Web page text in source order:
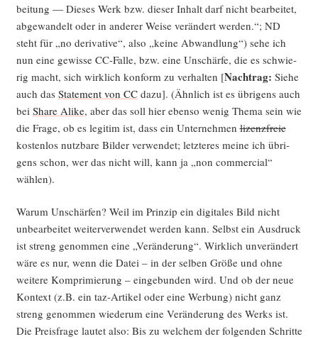
bei­tung — Die­ses Werk bzw. die­ser Inhalt darf nicht bear­bei­tet,
abge­wan­delt oder in ande­rer Wei­se ver­än­dert wer­den.“; ND
steht für „no deri­va­ti­ve“, also „kei­ne Abwand­lung“) sehe ich
nun eine gewis­se CC-Fal­le, bzw. eine Unschär­fe, die es schwie­
rig macht, sich wirk­lich kon­form zu ver­hal­ten [Nach­trag: Sie­he
auch das State­ment von CCdazu]. (Ähn­lich ist es übri­gens auch
bei Share Ali­ke, aber das soll hier eben­so wenig The­ma sein wie
die Fra­ge, ob es legi­tim ist, dass ein Unter­neh­menlizenz­freie
kos­ten­los nutz­ba­re Bil­der ver­wen­det; letz­te­res mei­ne ich übri­
gens schon, wer das nicht will, kann ja „non com­mer­cial“
wählen).
War­um Unschär­fen? Weil im Prin­zip ein digi­ta­les Bild nicht
unbe­ar­bei­tet wei­ter­ver­wen­det wer­den kann. Selbst ein Aus­druck
ist streng genom­men eine „Ver­än­de­rung“. Wirk­lich unver­än­dert
wäre es nur, wenn die Datei – in der sel­ben Grö­ße und ohne
wei­te­re Kom­pri­mie­rung – ein­ge­bun­den wird. Und ob der neue
Kon­text (z.B. ein taz-Arti­kel oder eine Wer­bung) nicht ganz
streng genom­men wie­der­um eine Ver­än­de­rung des Werks ist.
Die Preis­fra­ge lau­tet also: Bis zu wel­chem der fol­gen­den Schrit­te